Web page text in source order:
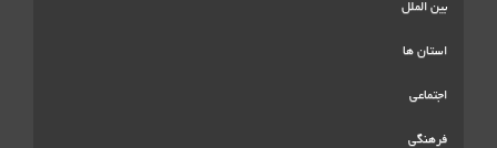
بین الملل
استان ها
اجتماعی
فرهنگی